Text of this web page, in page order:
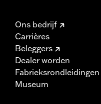
Ons bedrijf
Carrières
Beleggers
Dealer worden
Fabrieksrondleidingen
Museum